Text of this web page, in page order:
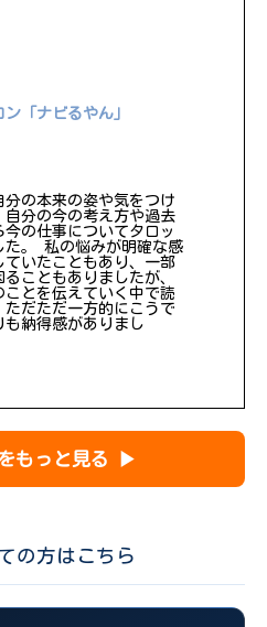
「ナビるやん」
の本来の姿や気をつけ
自分の今の考え方や過去
の仕事についてタロッ
た。 私の悩みが明確な感
ていたこともあり、一部
こともありましたが、
とを伝えていく中で読
だただ一方的にこうで
も納得感がありまし
もっと見る ▶
の方はこちら